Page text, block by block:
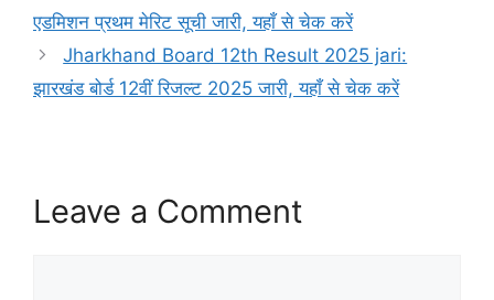
एडमिशन प्रथम मेरिट सूची जारी, यहाँ से चेक करें
Jharkhand Board 12th Result 2025 jari:
झारखंड बोर्ड 12वीं रिजल्ट 2025 जारी, यहाँ से चेक करें
Leave a Comment